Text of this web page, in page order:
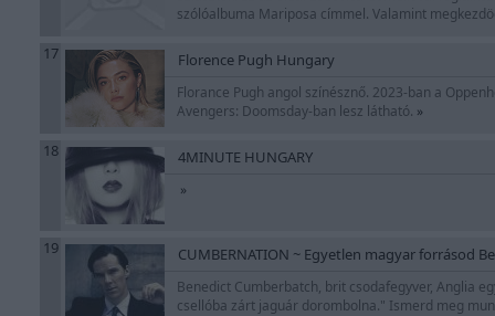
szólóalbuma Mariposa címmel. Valamint
17 Florence Pugh Hungary
Florance Pugh angol színésznő. 2023-ban a
Avengers: Doomsday-ban lesz látható. »
18 4MINUTE HUNGARY
»
19 CUMBERNATION ~ Egyetlen magyar forrásod
Benedict Cumberbatch, brit csodafegyver, Anglia
csellóba zárt jaguár dorombolna." Ismerd meg